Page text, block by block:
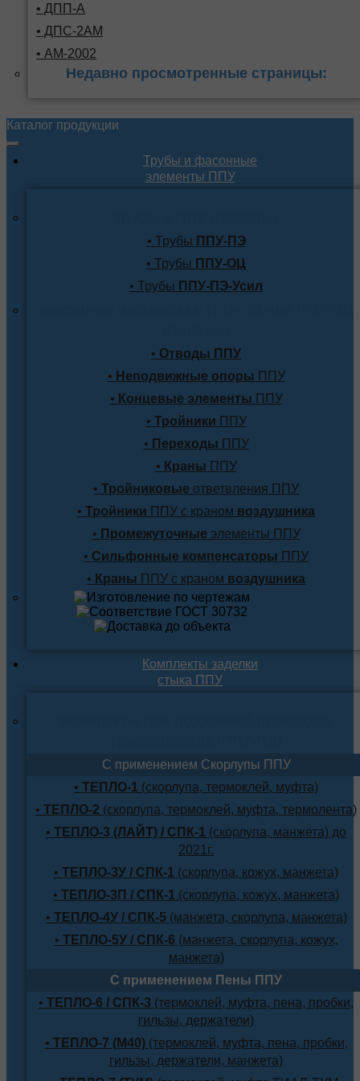
• ДПП-А
• ДПС-2АМ
• АМ-2002
Недавно просмотренные страницы:
Каталог продукции
Трубы и фасонные
элементы ППУ
• Трубы ППУ-ПЭ
• Трубы ППУ-ОЦ
• Трубы ППУ-ПЭ-Усил
• Отводы ППУ
• Неподвижные опоры ППУ
• Концевые элементы ППУ
• Тройники ППУ
• Переходы ППУ
• Краны ППУ
• Тройниковые ответвления ППУ
• Тройники ППУ с краном воздушника
• Промежуточные элементы ППУ
• Сильфонные компенсаторы ППУ
• Краны ППУ с краном воздушника
Комплекты заделки
стыка ППУ
С применением Скорлупы ППУ
• ТЕПЛО-1 (скорлупа, термоклей, муфта)
• ТЕПЛО-2 (скорлупа, термоклей, муфта, термолента)
• ТЕПЛО-3 (ЛАЙТ) / СПК-1 (скорлупа, манжета) до
2021г.
• ТЕПЛО-3У / СПК-1 (скорлупа, кожух, манжета)
• ТЕПЛО-3П / СПК-1 (скорлупа, кожух, манжета)
• ТЕПЛО-4У / СПК-5 (манжета, скорлупа, манжета)
• ТЕПЛО-5У / СПК-6 (манжета, скорлупа, кожух,
манжета)
С применением Пены ППУ
• ТЕПЛО-6 / СПК-3 (термоклей, муфта, пена, пробки,
гильзы, держатели)
• ТЕПЛО-7 (М40)(термоклей, муфта, пена, пробки,
гильзы, держатели, манжета)